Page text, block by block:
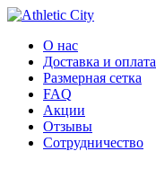
О нас
Доставка и оплата
Размерная сетка
FAQ
Акции
Отзывы
Сотрудничество